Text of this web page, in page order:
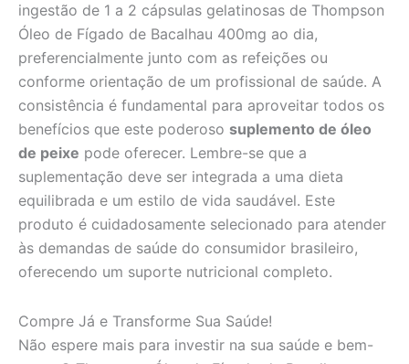
ingestão de 1 a 2 cápsulas gelatinosas de Thompson
Óleo de Fígado de Bacalhau 400mg ao dia,
preferencialmente junto com as refeições ou
conforme orientação de um profissional de saúde. A
consistência é fundamental para aproveitar todos os
benefícios que este poderoso suplemento de óleo
de peixe pode oferecer. Lembre-se que a
suplementação deve ser integrada a uma dieta
equilibrada e um estilo de vida saudável. Este
produto é cuidadosamente selecionado para atender
às demandas de saúde do consumidor brasileiro,
oferecendo um suporte nutricional completo.
Compre Já e Transforme Sua Saúde!
Não espere mais para investir na sua saúde e bem-